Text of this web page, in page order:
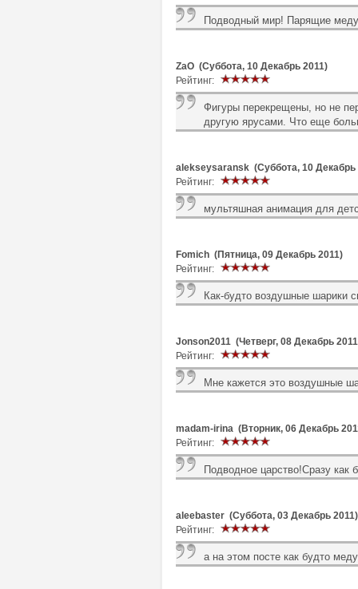
Подводный мир! Парящие
ZaO (Суббота, 10 Декабрь 2011)
Рейтинг:
Фигуры перекрещены, но не
другую ярусами. Что еще
alekseysaransk (Суббота, 10 Декабрь
Рейтинг:
мультяшная анимация для
Fomich (Пятница, 09 Декабрь 2011)
Рейтинг:
Как-будто воздушные шарики
Jonson2011 (Четверг, 08 Декабрь
Рейтинг:
Мне кажется это воздушные
madam-irina (Вторник, 06 Декабрь
Рейтинг:
Подводное царство!Сразу как
aleebaster (Суббота, 03 Декабрь 2011)
Рейтинг:
а на этом посте как будто